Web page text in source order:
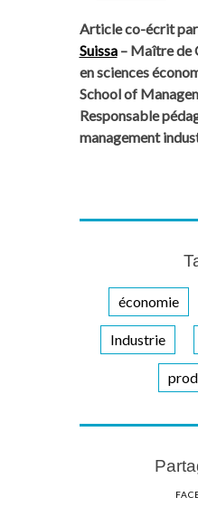
Article co-écrit par
Suissa– Maître de
en sciences
School of
Responsable
management
économie
Industrie